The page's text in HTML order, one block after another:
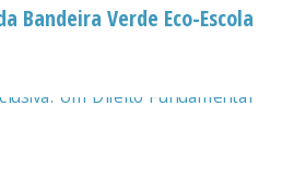
Bandeira Verde Eco-Escola